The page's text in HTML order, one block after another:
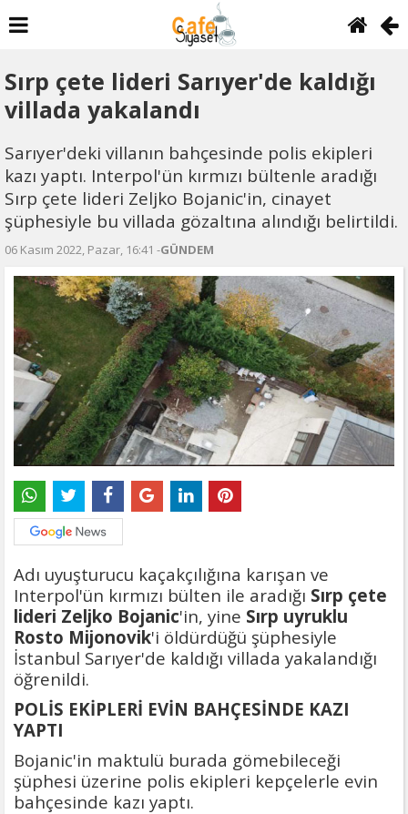
Sırp çete lideri Sarıyer'de kaldığı
villada yakalandı
Sarıyer'deki villanın bahçesinde polis ekipleri
kazı yaptı. Interpol'ün kırmızı bültenle aradığı
Sırp çete lideri Zeljko Bojanic'in, cinayet
şüphesiyle bu villada gözaltına alındığı belirtildi.
06 Kasım 2022, Pazar, 16:41 -GÜNDEM
Adı uyuşturucu kaçakçılığına karışan ve
Interpol'ün kırmızı bülten ile aradığı Sırp çete
lideri Zeljko Bojanic'in, yine Sırp uyruklu
Rosto Mijonovik'i öldürdüğü şüphesiyle
İstanbul Sarıyer'de kaldığı villada yakalandığı
öğrenildi.
POLİS EKİPLERİ EVİN BAHÇESİNDE KAZI
YAPTI
Bojanic'in maktulü burada gömebileceği
şüphesi üzerine polis ekipleri kepçelerle evin
bahçesinde kazı yaptı.